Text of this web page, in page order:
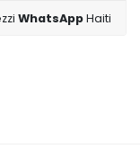
WhatsAppHaiti